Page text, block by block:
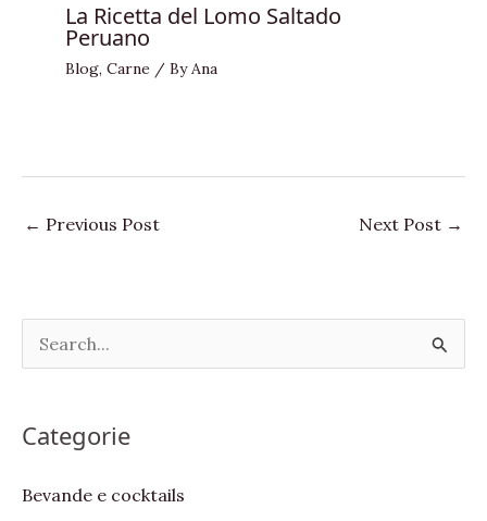
La Ricetta del Lomo Saltado
Peruano
Blog, Carne / ByAna
← Previous Post Next Post →
e
r
h
Categorie
Bevande e cocktails